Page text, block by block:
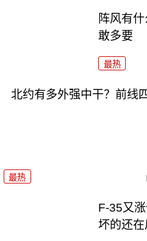
阵风有
敢多要
最热
北约有多外强中干？前线
最热
F-35又
坏的还在